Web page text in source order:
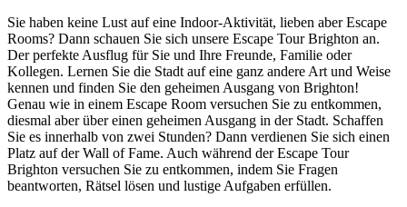
Sie haben keine Lust auf eine Indoor-Aktivität, lieben aber Escape
Rooms? Dann schauen Sie sich unsere Escape Tour Brighton an.
Der perfekte Ausflug für Sie und Ihre Freunde, Familie oder
Kollegen. Lernen Sie die Stadt auf eine ganz andere Art und Weise
kennen und finden Sie den geheimen Ausgang von Brighton!
Genau wie in einem Escape Room versuchen Sie zu entkommen,
diesmal aber über einen geheimen Ausgang in der Stadt. Schaffen
Sie es innerhalb von zwei Stunden? Dann verdienen Sie sich einen
Platz auf der Wall of Fame. Auch während der Escape Tour
Brighton versuchen Sie zu entkommen, indem Sie Fragen
beantworten, Rätsel lösen und lustige Aufgaben erfüllen.